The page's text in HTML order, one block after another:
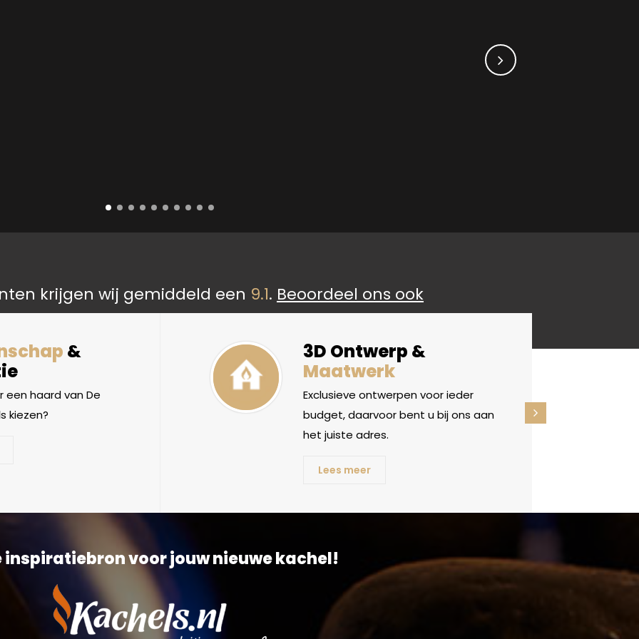
krijgen wij gemiddeld een 9.1. Beoordeel ons ook
&
een haard van De
kiezen?
3D Ontwerp &
Maatwerk
Exclusieve ontwerpen voor ieder
budget, daarvoor bent u bij ons aan
het juiste adres.
Lees meer
inspiratiebron voor jouw nieuwe kachel!